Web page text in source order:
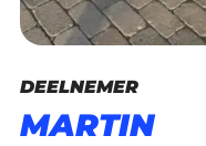
DEELNEMER
MARTIN